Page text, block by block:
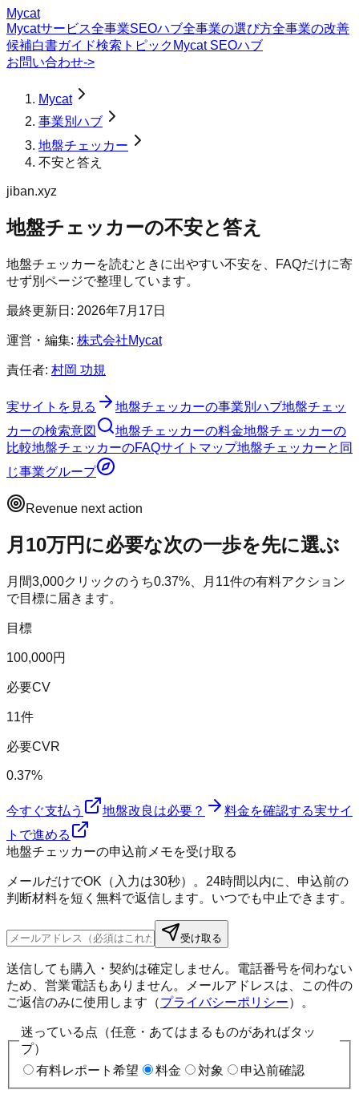
Mycat
Mycatサービス全事業SEOハブ全事業の選び方全事業の改善
候補白書ガイド検索トピック Mycat SEOハブ
お問い合わせ->
Mycat
事業別ハブ
地盤チェッカー
不安と答え
jiban.xyz
地盤チェッカーの不安と答え
地盤チェッカーを読むときに出やすい不安を、FAQだけに寄
せず別ページで整理しています。
最終更新日: 2026年7月17日
運営・編集: 株式会社Mycat
責任者: 村岡 功規
実サイトを見る 地盤チェッカーの事業別ハブ地盤チェッ
カーの検索意図 地盤チェッカーの料金地盤チェッカーの
比較地盤チェッカーのFAQサイトマップ地盤チェッカーと同
じ事業グループ
Revenue next action
月10万円に必要な次の一歩を先に選ぶ
月間3,000クリックのうち0.37%、月 11件の有料アクション
で目標に届きます。
目標
100,000円
必要CV
11件
必要CVR
0.37%
今すぐ支払う 地盤改良は必要？ 料金を確認する実サイ
トで進める
地盤チェッカーの申込前メモを受け取る
メールだけでOK（入力は30秒）。24時間以内に、申込前の
判断材料を短く無料で返信します。いつでも中止できます。
受け取る
送信しても購入・契約は確定しません。電話番号を伺わない
ため、営業電話もありません。メールアドレスは、この件の
ご返信のみに使用します（プライバシーポリシー）。
迷っている点（任意・あてはまるものがあればタッ
プ）
有料レポート希望
料金 対象 申込前確認